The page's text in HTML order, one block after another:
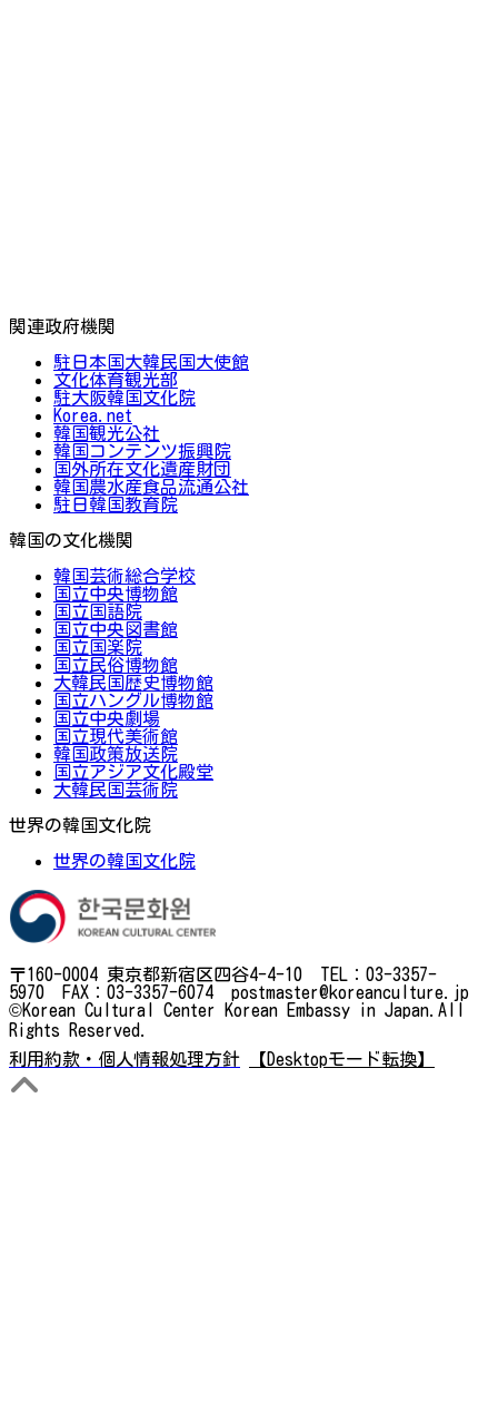
関連政府機関
駐日本国大韓民国大使館
文化体育観光部
駐大阪韓国文化院
Korea.net
韓国観光公社
韓国コンテンツ振興院
国外所在文化遺産財団
韓国農水産食品流通公社
駐日韓国教育院
韓国の文化機関
韓国芸術総合学校
国立中央博物館
国立国語院
国立中央図書館
国立国楽院
国立民俗博物館
大韓民国歴史博物館
国立ハングル博物館
国立中央劇場
国立現代美術館
韓国政策放送院
国立アジア文化殿堂
大韓民国芸術院
世界の韓国文化院
世界の韓国文化院
〒160-0004 東京都新宿区四谷4-4-10 TEL：03-3357-
5970 FAX：03-3357-6074 postmaster@koreanculture.jp
©Korean Cultural Center Korean Embassy in Japan.All
Rights Reserved.
利用約款・個人情報処理方針
【Desktopモード転換】